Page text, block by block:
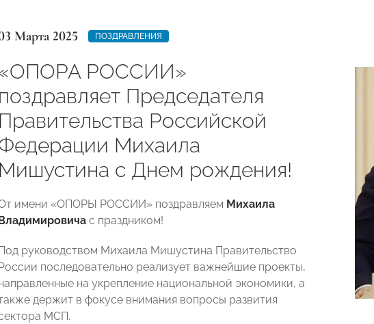
Марта 2025 ПОЗДРАВЛЕНИЯ
РОССИИ»
поздравляет Председателя
Правительства Российской
Михаила
Мишустина с Днем рождения!
имени «ОПОРЫ РОССИИ» поздравляем Михаила
с праздником!
руководством Михаила Мишустина Правительство
последовательно реализует важнейшие проекты,
на укрепление национальной экономики, а
держит в фокусе внимания вопросы развития
МСП.